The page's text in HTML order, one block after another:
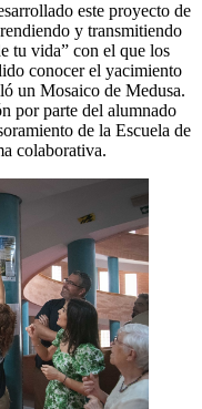
este proyecto de
y transmitiendo
tu vida” con el que los
conocer el yacimiento
un Mosaico de Medusa.
por parte del alumnado
de la Escuela de
colaborativa.